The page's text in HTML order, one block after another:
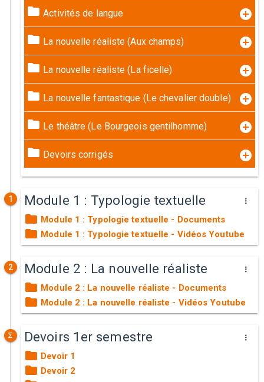
Activités de langue
La nouvelle réaliste (Aux champs)
La nouvelle réaliste (La ficelle)
La nouvelle fantastique (Le chevalier double)
Le théâtre (Le Bourgeois gentilhomme)
Devoirs corrigés
1 Module 1 : Typologie textuelle
Module 1 : Typologie textuelle - Documents
Module 1 : Typologie textuelle - Vidéos Youtube
2 Module 2 : La nouvelle réaliste
Module 2 : La nouvelle réaliste - Documents
Module 2 : La nouvelle réaliste - Vidéos Youtube
Devoirs 1er semestre
Devoir 1
Devoir 2